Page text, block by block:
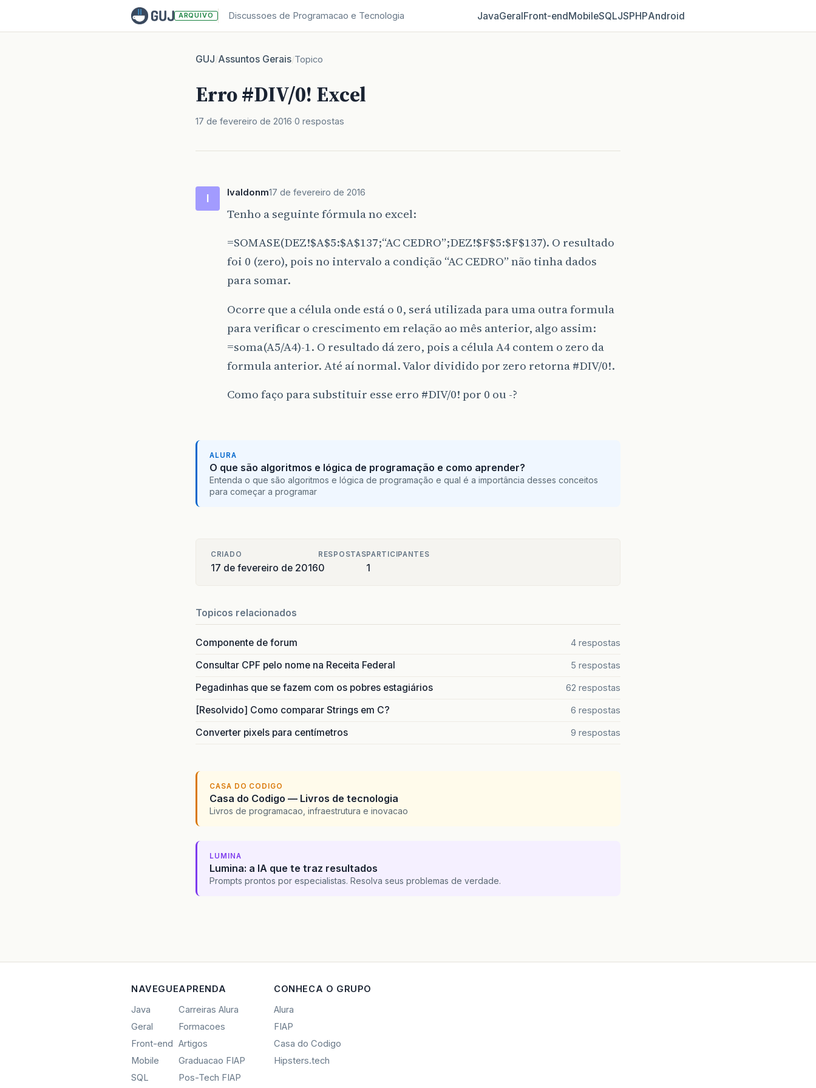
ARQUIVO Discussoes de Programacao e Tecnologia JavaGeralFront‑endMobileSQLJSPHPAndroid
GUJ/Assuntos Gerais/Topico
Erro #DIV/0! Excel
17 de fevereiro de 2016 0 respostas
I Ivaldonm17 de fevereiro de 2016
Tenho a seguinte fórmula no excel:
=SOMASE(DEZ!$A$5:$A$137;“AC CEDRO”;DEZ!$F$5:$F$137). O resultado
foi 0 (zero), pois no intervalo a condição “AC CEDRO” não tinha dados
para somar.
Ocorre que a célula onde está o 0, será utilizada para uma outra formula
para verificar o crescimento em relação ao mês anterior, algo assim:
=soma(A5/A4)-1. O resultado dá zero, pois a célula A4 contem o zero da
formula anterior. Até aí normal. Valor dividido por zero retorna#DIV/0!.
Como faço para substituir esse erro #DIV/0! por 0 ou -?
ALURA
O que são algoritmos e lógica de programação e como aprender?
Entenda o que são algoritmos e lógica de programação e qual é a importância desses conceitos
para começar a programar
CRIADO
17 de fevereiro de 2016
RESPOSTAS
0
PARTICIPANTES
1
Topicos relacionados
Componente de forum 4 respostas
Consultar CPF pelo nome na Receita Federal 5 respostas
Pegadinhas que se fazem com os pobres estagiários 62 respostas
[Resolvido] Como comparar Strings em C? 6 respostas
Converter pixels para centímetros 9 respostas
CASA DO CODIGO
Casa do Codigo — Livros de tecnologia
Livros de programacao, infraestrutura e inovacao
LUMINA
Lumina: a IA que te traz resultados
Prompts prontos por especialistas. Resolva seus problemas de verdade.
NAVEGUE
Java
Geral
Front-end
Mobile
SQL
APRENDA
Carreiras Alura
Formacoes
Artigos
Graduacao FIAP
Pos-Tech FIAP
CONHECA O GRUPO
Alura
FIAP
Casa do Codigo
Hipsters.tech